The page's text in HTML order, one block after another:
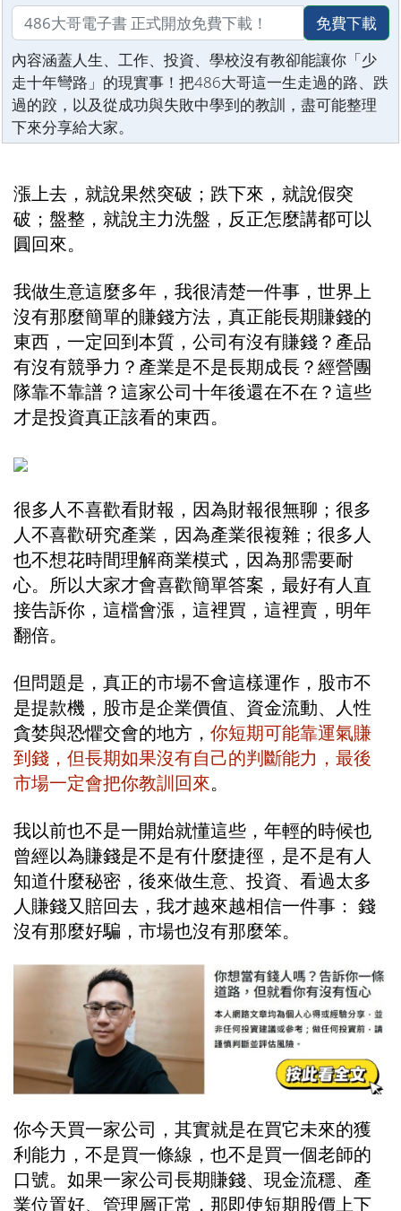
免費下載
內容涵蓋人生、工作、投資、學校沒有教卻能讓你「少
走十年彎路」的現實事！把486大哥這一生走過的路、跌
過的跤，以及從成功與失敗中學到的教訓，盡可能整理
下來分享給大家。
漲上去，就說果然突破；跌下來，就說假突
破；盤整，就說主力洗盤，反正怎麼講都可以
圓回來。
我做生意這麼多年，我很清楚一件事，世界上
沒有那麼簡單的賺錢方法，真正能長期賺錢的
東西，一定回到本質，公司有沒有賺錢？產品
有沒有競爭力？產業是不是長期成長？經營團
隊靠不靠譜？這家公司十年後還在不在？這些
才是投資真正該看的東西。
很多人不喜歡看財報，因為財報很無聊；很多
人不喜歡研究產業，因為產業很複雜；很多人
也不想花時間理解商業模式，因為那需要耐
心。所以大家才會喜歡簡單答案，最好有人直
接告訴你，這檔會漲，這裡買，這裡賣，明年
翻倍。
但問題是，真正的市場不會這樣運作，股市不
是提款機，股市是企業價值、資金流動、人性
貪婪與恐懼交會的地方， 你短期可能靠運氣賺
到錢，但長期如果沒有自己的判斷能力，最後
市場一定會把你教訓回來。
我以前也不是一開始就懂這些，年輕的時候也
曾經以為賺錢是不是有什麼捷徑，是不是有人
知道什麼秘密，後來做生意、投資、看過太多
人賺錢又賠回去，我才越來越相信一件事： 錢
沒有那麼好騙，市場也沒有那麼笨。
你今天買一家公司，其實就是在買它未來的獲
利能力，不是買一條線，也不是買一個老師的
口號。如果一家公司長期賺錢、現金流穩、產
業位置好、管理層正常，那即使短期股價上下